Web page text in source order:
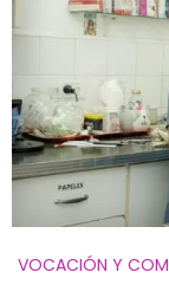
VOCACIÓN Y